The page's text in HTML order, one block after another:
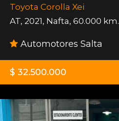
Toyota Corolla Xei
AT, 2021, Nafta, 60.000 km.
Automotores Salta
$ 32.500.000